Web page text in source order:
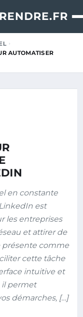
AUTOMATISER
en constante
est
les entreprises
et attirer de
présente comme
cette tâche
intuitive et
il permet
démarches, […]